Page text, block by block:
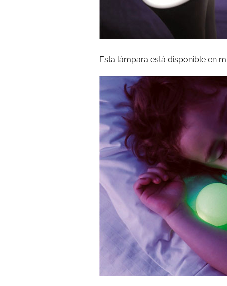
Esta lámpara está disponible en